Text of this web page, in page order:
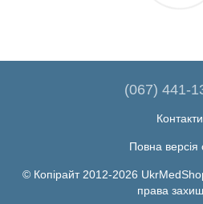
(067) 441-
Контакти
Повна версія
© Копірайт 2012-2026
права